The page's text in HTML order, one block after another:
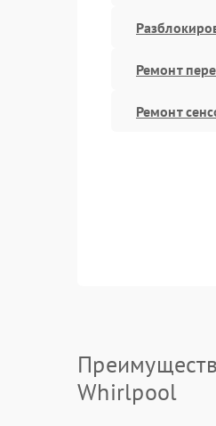
Ремонт
Ремонт
Whirlpool